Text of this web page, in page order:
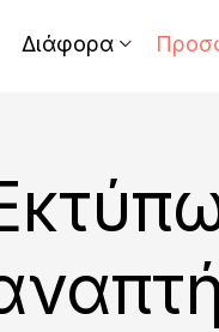
Διάφορα